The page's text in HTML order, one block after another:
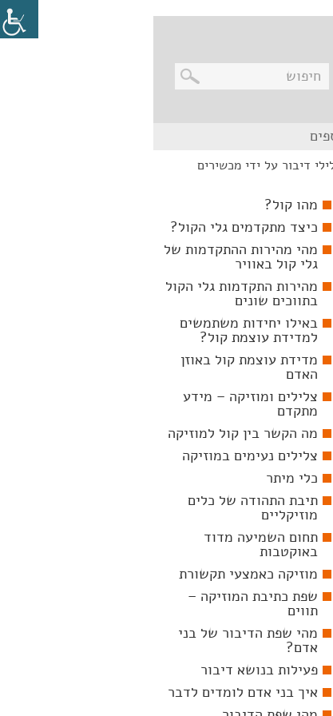
דיבור על ידי מכשירים
מהו קול?
כיצד מתקדמים גלי הקול?
מהי מהירות ההתקדמות של
גלי קול באוויר
מהירות התקדמות גלי הקול
בתווכים שונים
באילו יחידות משתמשים
למדידת עוצמת קול?
מדידת עוצמת קול באוזן
האדם
צלילים ומוזיקה – מידע
מתקדם
מה הקשר בין קול למוזיקה
צלילים נעימים במוזיקה
כלי מיתר
תיבת התהודה של כלים
מוזיקליים
תחום השמיעה מדוד
באוקטבות
מוזיקה כאמצעי תקשורת
שפת כתיבת המוזיקה –
תווים
מהי שפת הדיבור של בני
אדם?
פעילות בנושא דיבור
איך בני אדם לומדים לדבר